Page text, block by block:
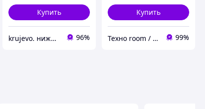
Купить
krujevo. нижнее белье 96%
Купить
Техно room / Brenda Lingerie 99%